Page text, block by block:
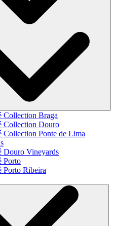
Collection Braga
Collection Douro
Collection Ponte de Lima
Douro Vineyards
Porto
Porto Ribeira